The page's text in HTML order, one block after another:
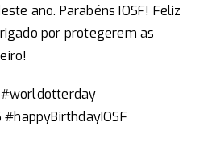
ano. Parabéns IOSF! Feliz
por protegerem as